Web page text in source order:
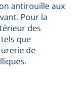
antirouille aux
Pour la
des
que
de